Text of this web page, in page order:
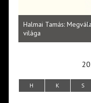
Halmai Tamás:
világa
H K S